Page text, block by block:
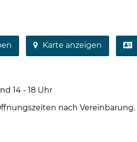
Karte anzeigen
- 18 Uhr
nach Vereinbarung.